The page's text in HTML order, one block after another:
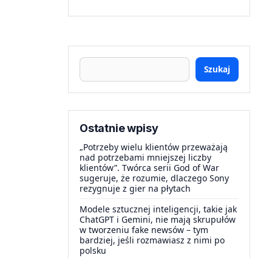
Szukaj
Ostatnie wpisy
„Potrzeby wielu klientów przeważają
nad potrzebami mniejszej liczby
klientów”. Twórca serii God of War
sugeruje, że rozumie, dlaczego Sony
rezygnuje z gier na płytach
Modele sztucznej inteligencji, takie jak
ChatGPT i Gemini, nie mają skrupułów
w tworzeniu fake newsów – tym
bardziej, jeśli rozmawiasz z nimi po
polsku